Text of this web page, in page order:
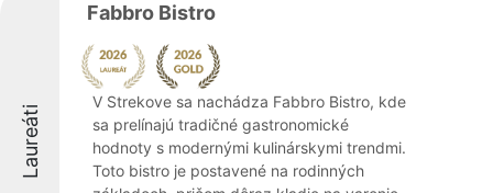
Laureáti
Fabbro Bistro
V Strekove sa nachádza Fabbro Bistro, kde
sa prelínajú tradičné gastronomické
hodnoty s modernými kulinárskymi trendmi.
Toto bistro je postavené na rodinných